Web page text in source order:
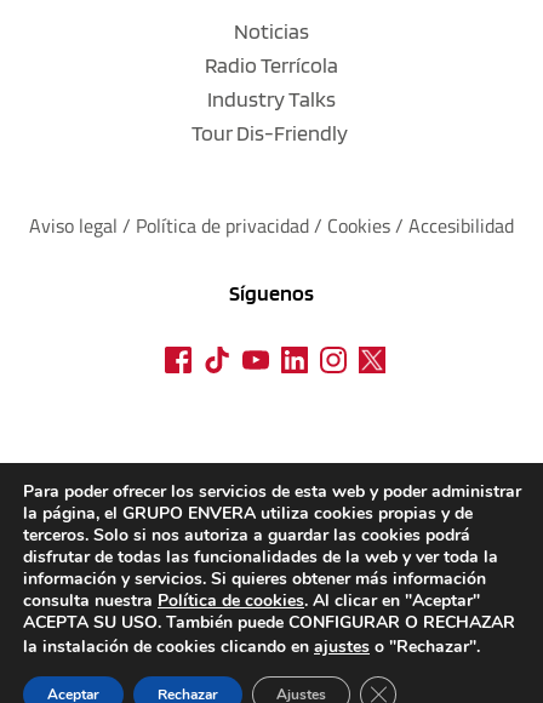
Noticias
Radio Terrícola
Industry Talks
Tour Dis-Friendly
Aviso legal / Política de privacidad / Cookies / Accesibilidad
Síguenos
Para poder ofrecer los servicios de esta web y poder administrar
la página, el GRUPO ENVERA utiliza cookies propias y de
terceros. Solo si nos autoriza a guardar las cookies podrá
disfrutar de todas las funcionalidades de la web y ver toda la
información y servicios. Si quieres obtener más información
consulta nuestra Política de cookies. Al clicar en "Aceptar"
ACEPTA SU USO. También puede CONFIGURAR O RECHAZAR
la instalación de cookies clicando en ajustes o "Rechazar".
Aceptar Rechazar Ajustes CERRAR EL